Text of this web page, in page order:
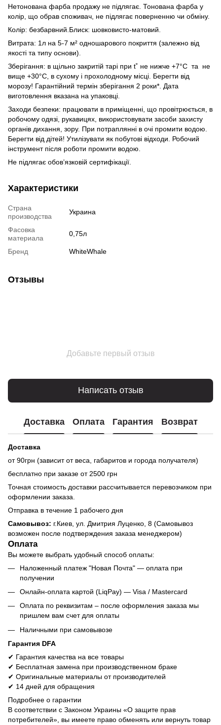
Нетонована фарба продажу не підлягає. Тонована фарба у
колір, що обрав споживач, не підлягає поверненню чи обміну.
Колір: безбарвний.Блиск: шовковисто-матовий.
Витрата: 1л на 5-7 м² одношарового покриття (залежно від
якості та типу основи).
Зберігання: в щільно закритій тарі при t˚ не нижче +7°С та не
вище +30°С, в сухому і прохолодному місці. Берегти від
морозу! Гарантійний термін зберігання 2 роки*. Дата
виготовлення вказана на упаковці.
Заходи безпеки: працювати в приміщенні, що провітрюється, в
робочому одязі, рукавицях, використовувати засоби захисту
органів дихання, зору. При потраплянні в очі промити водою.
Берегти від дітей! Утилізувати як побутові відходи. Робочий
інструмент після роботи промити водою.
Не підлягає обов’язковій сертифікації.
Характеристики
Страна
производства
Украина
Фасовка
материала
0,75л
Бренд WhiteWhale
Отзывы
Добавьте первый отзыв
Написать отзыв
Доставка Оплата Гарантия Возврат
Доставка
от 90грн (зависит от веса, габаритов и города получателя)
бесплатно при заказе от 2500 грн
Точная стоимость доставки рассчитывается перевозчиком при
оформлении заказа.
Отправка в течение 1 рабочего дня
Самовывоз: г.Киев, ул. Дмитрия Луценко, 8 (Самовывоз
возможен после подтверждения заказа менеджером)
Оплата
Вы можете выбрать удобный способ оплаты:
Наложенный платеж "Новая Почта" — оплата при
получении
Онлайн-оплата картой (LiqPay) — Visa / Mastercard
Оплата по реквизитам – после оформления заказа мы
пришлем вам счет для оплаты
Наличными при самовывозе
Гарантия DFA
✔ Гарантия качества на все товары
✔ Бесплатная замена при производственном браке
✔ Оригинальные материалы от производителей
✔ 14 дней для обращения
Подробнее о гарантии
В соответствии с Законом Украины «О защите прав
потребителей», вы имеете право обменять или вернуть товар